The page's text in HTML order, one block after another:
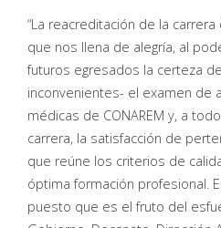
“La reacreditación de la
que nos llena de alegría, al
futuros egresados la certeza
inconvenientes- el examen de
médicas de CONAREM y, a
carrera, la satisfacción de
que reúne los criterios de
óptima formación profesional.
puesto que es el fruto del